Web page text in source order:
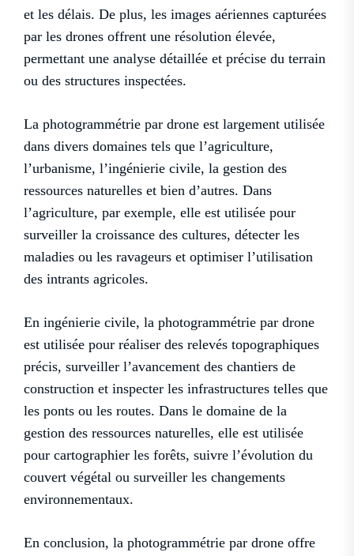
et les délais. De plus, les images aériennes capturées
par les drones offrent une résolution élevée,
permettant une analyse détaillée et précise du terrain
ou des structures inspectées.
La photogrammétrie par drone est largement utilisée
dans divers domaines tels que l’agriculture,
l’urbanisme, l’ingénierie civile, la gestion des
ressources naturelles et bien d’autres. Dans
l’agriculture, par exemple, elle est utilisée pour
surveiller la croissance des cultures, détecter les
maladies ou les ravageurs et optimiser l’utilisation
des intrants agricoles.
En ingénierie civile, la photogrammétrie par drone
est utilisée pour réaliser des relevés topographiques
précis, surveiller l’avancement des chantiers de
construction et inspecter les infrastructures telles que
les ponts ou les routes. Dans le domaine de la
gestion des ressources naturelles, elle est utilisée
pour cartographier les forêts, suivre l’évolution du
couvert végétal ou surveiller les changements
environnementaux.
En conclusion, la photogrammétrie par drone offre